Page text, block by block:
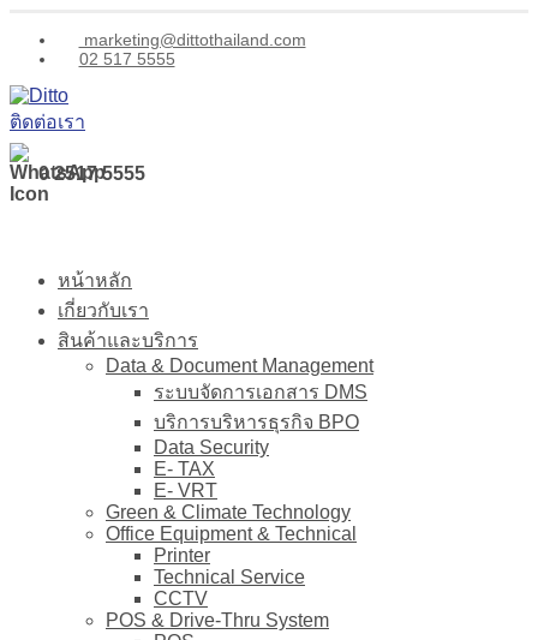
marketing@dittothailand.com
02 517 5555
ติดต่อเรา
0 2517 5555
หน้าหลัก
เกี่ยวกับเรา
สินค้าและบริการ
Data & Document Management
ระบบจัดการเอกสาร DMS
บริการบริหารธุรกิจ BPO
Data Security
E- TAX
E- VRT
Green & Climate Technology
Office Equipment & Technical
Printer
Technical Service
CCTV
POS & Drive-Thru System